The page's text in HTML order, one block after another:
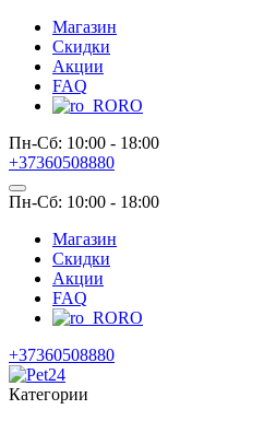
Магазин
Скидки
Акции
FAQ
RO
Пн-Сб: 10:00 - 18:00
+37360508880
Пн-Сб: 10:00 - 18:00
Магазин
Скидки
Акции
FAQ
RO
+37360508880
Категории